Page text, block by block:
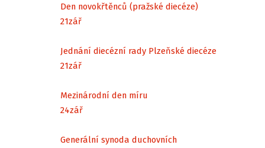
Den novokřtěnců (pražské diecéze)
21zář
Jednání diecézní rady Plzeňské diecéze
21zář
Mezinárodní den míru
24zář
Generální synoda duchovních